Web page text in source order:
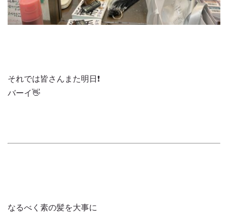
それでは皆さんまた明日❗️
バーイ👋
なるべく素の髪を大事に